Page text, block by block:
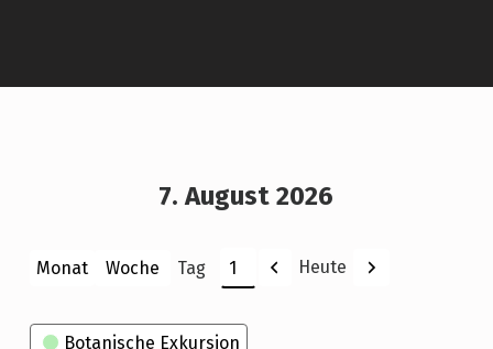
7. August 2026
Monat Woche Tag
Monat
Tag
Jahr
Zurück
Heute Weiter
Kategorien
Botanische Exkursion